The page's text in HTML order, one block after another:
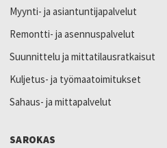
Myynti- ja asiantuntijapalvelut
Remontti- ja asennuspalvelut
Suunnittelu ja mittatilausratkaisut
Kuljetus- ja työmaatoimitukset
Sahaus- ja mittapalvelut
SAROKAS